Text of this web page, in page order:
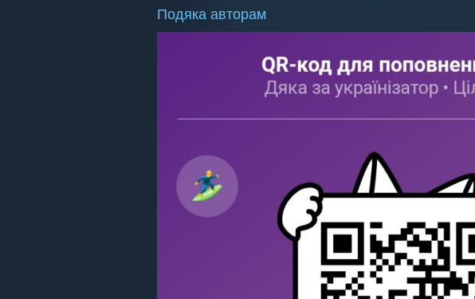
Подяка авторам